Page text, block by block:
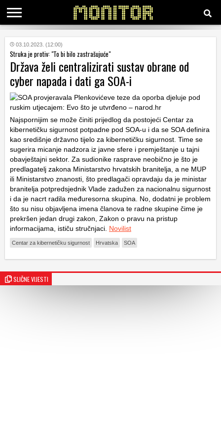
KATEGORIJE
HRVATSKI
WEB
03.10.2023. (12:00)
Struka je protiv: "To bi bilo zastrašujuće"
Država želi centralizirati sustav obrane od
cyber napada i dati ga SOA-i
Najspornijim se može činiti prijedlog da postojeći Centar za
kibernetičku sigurnost potpadne pod SOA-u i da se SOA definira
kao središnje državno tijelo za kibernetičku sigurnost. Time se
sugerira micanje nadzora iz javne sfere i premještanje u tajni
obavještajni sektor. Za sudionike rasprave neobično je što je
predlagatelj zakona Ministarstvo hrvatskih branitelja, a ne MUP
ili Ministarstvo znanosti, što predlagači opravdaju da je ministar
branitelja potpredsjednik Vlade zadužen za nacionalnu sigurnost
i da je nacrt radila međuresorna skupina. No, dodatni je problem
što su nisu objavljena imena članova te radne skupine čime je
prekršen jedan drugi zakon, Zakon o pravu na pristup
informacijama, ističu stručnjaci. Novilist
Centar za kibernetičku sigurnost Hrvatska SOA
SLIČNE VIJESTI